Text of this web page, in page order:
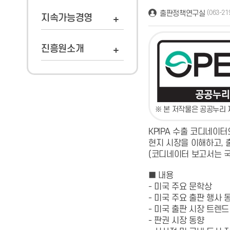
지속가능경영
진흥원소개
출판정책연구실 (063-
※ 본 저작물은 공공누리
KPIPA 수출 코디네이
현지 시장을 이해하고,
(코디네이터 보고서는
■ 내용
- 미국 주요 문학상
- 미국 주요 출판 행사
- 미국 출판 시장 트렌
- 판권 시장 동향